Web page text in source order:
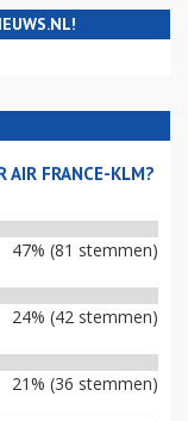
AIR FRANCE-KLM?
47% (81 stemmen)
24% (42 stemmen)
21% (36 stemmen)